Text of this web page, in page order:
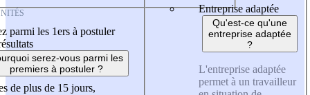
parmi les 1ers à postuler
serez-vous parmi les
premiers à postuler ?
de plus de 15 jours,
Entreprise adaptée
Qu'est-ce qu'une
entreprise adaptée
?
L'entreprise adaptée
permet à un travailleur